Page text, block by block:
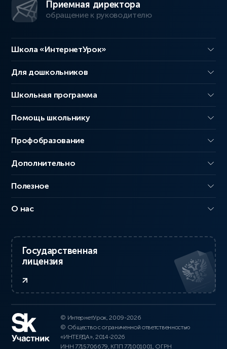
Приемная директора
обращение к руководителю
Школа «ИнтернетУрок»
Для дошкольников
Школьная программа
Помощь школьнику
Профобразование
Дополнительно
Полезное
О нас
Государственная
лицензия
© ИнтернетУрок, 2009-2026
© Общество с ограниченной ответственностью
«ИНТЕРДА», 2014-2026
ИНН 7715706679, КПП 771001001, ОГРН